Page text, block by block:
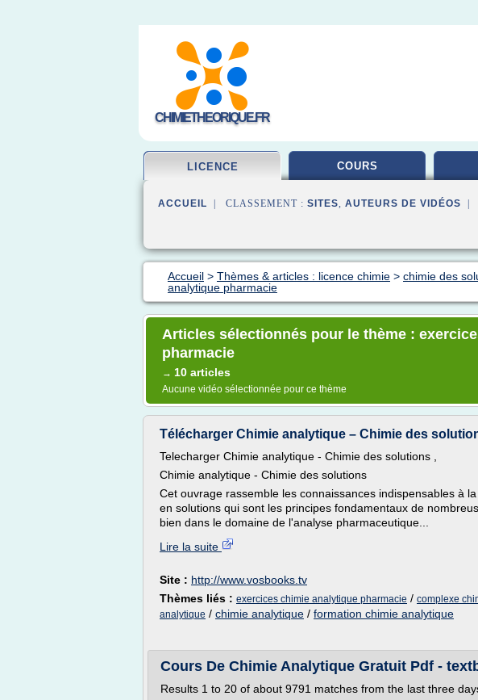
CHIMIETHEORIQUE.FR
LICENCE COURS
ACCUEIL | CLASSEMENT : SITES, AUTEURS DE VIDÉOS |
Accueil > Thèmes & articles : licence chimie > chimie des
analytique pharmacie
Articles sélectionnés pour le thème :
pharmacie
→ 10 articles
Aucune vidéo sélectionnée pour ce thème
Télécharger Chimie analytique – Chimie des
Telecharger Chimie analytique - Chimie des solutions ,
Chimie analytique - Chimie des solutions
Cet ouvrage rassemble les connaissances indispensables à
en solutions qui sont les principes fondamentaux de
bien dans le domaine de l'analyse pharmaceutique...
Lire la suite
Site : http://www.vosbooks.tv
Thèmes liés : exercices chimie analytique pharmacie / complexe
analytique / chimie analytique / formation chimie analytique
Cours De Chimie Analytique Gratuit Pdf -
Results 1 to 20 of about 9791 matches from the last three